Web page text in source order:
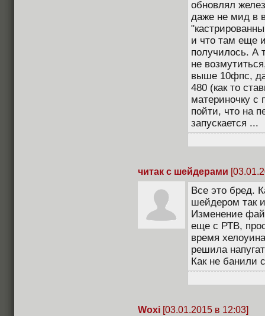
обновлял
даже не мид в
и что там еще
получилось. А
не
выше 10фпс,
480 (как то
материночку
пойти, что на
запускается ...
читак с шейдерами
Все это бред.
шейдером так
Изменение
еще с РТВ,
время
решила
Как не банили
Woxi [03.01.2015 в 12:03]